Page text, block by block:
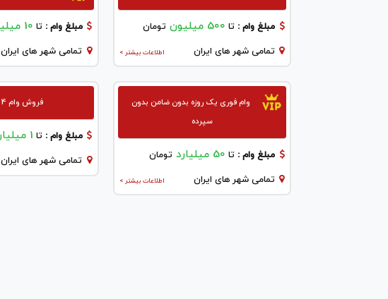
مبلغ وام : تا 500 میلیون تومان
اطلاعات بیشتر > تمامی شهر های ایران
مبلغ وام :تا 10 میلیارد
تمامی شهر های ایران
وام فوری یک روزه بدون ضامن بدون
سپرده
مبلغ وام : تا 50 میلیارد تومان
اطلاعات بیشتر > تمامی شهر های ایران
فروش وام 4 درصدی
مبلغ وام :تا 1 میلیارد
تمامی شهر های ایران